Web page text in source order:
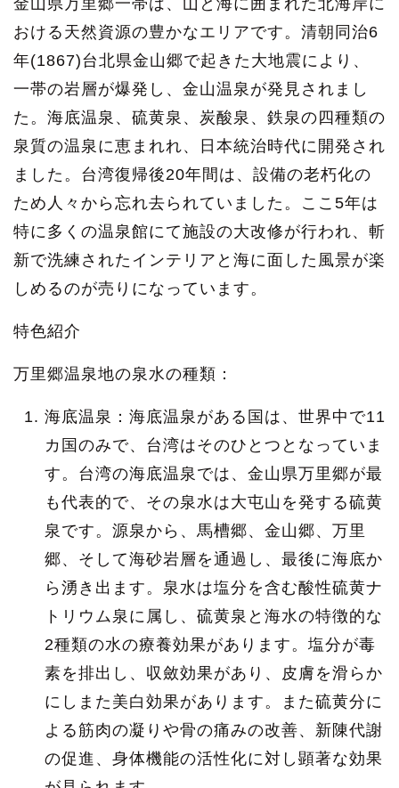
おける天然資源の豊かなエリアです。清朝同治6
年(1867)台北県金山郷で起きた大地震により、
一帯の岩層が爆発し、金山温泉が発見されまし
た。海底温泉、硫黄泉、炭酸泉、鉄泉の四種類の
泉質の温泉に恵まれれ、日本統治時代に開発され
ました。台湾復帰後20年間は、設備の老朽化の
ため人々から忘れ去られていました。ここ5年は
特に多くの温泉館にて施設の大改修が行われ、斬
新で洗練されたインテリアと海に面した風景が楽
しめるのが売りになっています。
特色紹介
万里郷温泉地の泉水の種類：
海底温泉：海底温泉がある国は、世界中で11
カ国のみで、台湾はそのひとつとなっていま
す。台湾の海底温泉では、金山県万里郷が最
も代表的で、その泉水は大屯山を発する硫黄
泉です。源泉から、馬槽郷、金山郷、万里
郷、そして海砂岩層を通過し、最後に海底か
ら湧き出ます。泉水は塩分を含む酸性硫黄ナ
トリウム泉に属し、硫黄泉と海水の特徴的な
2種類の水の療養効果があります。塩分が毒
素を排出し、収斂効果があり、皮膚を滑らか
にしまた美白効果があります。また硫黄分に
よる筋肉の凝りや骨の痛みの改善、新陳代謝
の促進、身体機能の活性化に対し顕著な効果